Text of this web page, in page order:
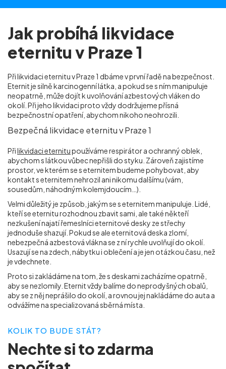
Jak probíhá likvidace
eternitu v Praze 1
Při likvidaci eternitu v Praze 1 dbáme v první řadě na bezpečnost.
Eternit je silně karcinogenní látka, a pokud se s ním manipuluje
neopatrně, může dojít k uvolňování azbestových vláken do
okolí. Při jeho likvidaci proto vždy dodržujeme přísná
bezpečnostní opatření, abychom nikoho neohrozili.
Bezpečná likvidace eternitu v Praze 1
Přilikvidaci eternitupoužíváme respirátor a ochranný oblek,
abychom s látkou vůbec nepřišli do styku. Zároveň zajistíme
prostor, ve kterém se s eternitem budeme pohybovat, aby
kontakt s eternitem nehrozil ani nikomu dalšímu (vám,
sousedům, náhodným kolemjdoucím…).
Velmi důležitý je způsob, jakým se s eternitem manipuluje. Lidé,
kteří se eternitu rozhodnou zbavit sami, ale také někteří
nezkušení najatí řemeslníci eternitové desky ze střechy
jednoduše shazují. Pokud se ale eternitová deska zlomí,
nebezpečná azbestová vlákna se z ní rychle uvolňují do okolí.
Usazují se na zdech, nábytku i oblečení a je jen otázkou času, než
je vdechnete.
Proto si zakládáme na tom, že s deskami zacházíme opatrně,
aby se nezlomily. Eternit vždy balíme do neprodyšných obalů,
aby se z něj neprášilo do okolí, a rovnou jej nakládáme do auta a
odvážíme na specializovaná sběrná místa.
KOLIK TO BUDE STÁT?
Nechte si tozdarma